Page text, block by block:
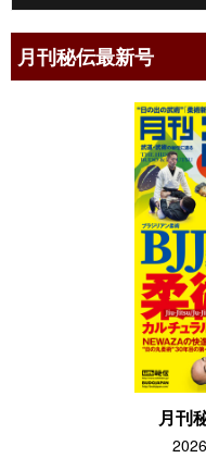
月刊秘伝最新号
月刊